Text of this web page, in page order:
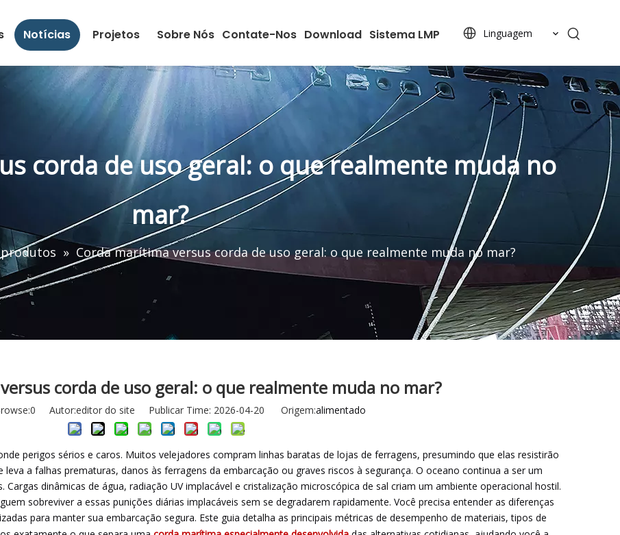
Notícias Projetos Sobre Nós Contate-Nos Download Sistema LMP Linguagem
corda de uso geral: o que realmente muda no
mar?
» Corda marítima versus corda de uso geral: o que realmente muda no mar?
corda de uso geral: o que realmente muda no mar?
0 Autor:editor do site Publicar Time: 2026-04-20 Origem:alimentado
perigos sérios e caros. Muitos velejadores compram linhas baratas de lojas de ferragens, presumindo que elas resistirão
a falhas prematuras, danos às ferragens da embarcação ou graves riscos à segurança. O oceano continua a ser um
dinâmicas de água, radiação UV implacável e cristalização microscópica de sal criam um ambiente operacional hostil.
sobreviver a essas punições diárias implacáveis ​​sem se degradarem rapidamente. Você precisa entender as diferenças
para manter sua embarcação segura. Este guia detalha as principais métricas de desempenho de materiais, tipos de